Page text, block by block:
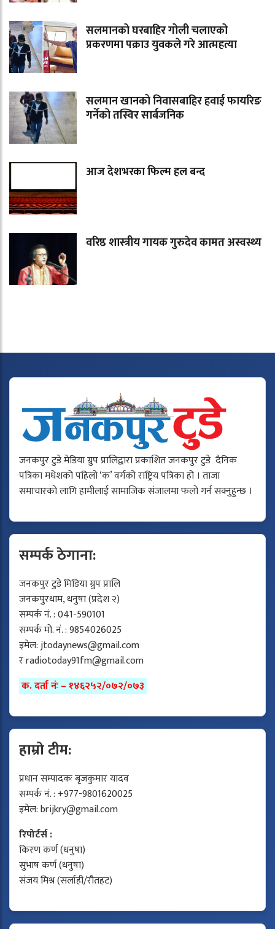
सलमानको घरबाहिर गोली चलाएको
प्रकरणमा पक्राउ युवकले गरे आत्महत्या
सलमान खानको निवासबाहिर हवाई फायरिङ
गर्नेको तस्विर सार्बजनिक
आज देशभरका फिल्म हल बन्द
वरिष्ठ शास्त्रीय गायक गुरुदेव कामत अस्वस्थ्य
जनकपुर टुडे मेडिया ग्रुप प्रालिद्वारा प्रकाशित जनकपुर टुडे दैनिक
पत्रिका मधेशको पहिलो ‘क’ वर्गको राष्ट्रिय पत्रिका हो । ताजा
समाचारको लागि हामीलाई सामाजिक संजालमा फलो गर्न सक्नुहुन्छ ।
सम्पर्क ठेगाना:
जनकपुर टुडे मिडिया ग्रुप प्रालि
जनकपुरधाम, धनुषा (प्रदेश २)
सम्पर्क नं. : 041-590101
सम्पर्क मो. नं. : 9854026025
इमेल:jtodaynews@gmail.com
रradiotoday91fm@gmail.com
क. दर्ता नंः – १४६२५२/०७२/०७३
हाम्रो टीम:
प्रधान सम्पादकः बृजकुमार यादव
सम्पर्क नं. : +977-9801620025
इमेल:brijkry@gmail.com
रिपोर्टर्स :
किरण कर्ण (धनुषा)
सुभाष कर्ण (धनुषा)
संजय मिश्र (सर्लाही/रौतहट)